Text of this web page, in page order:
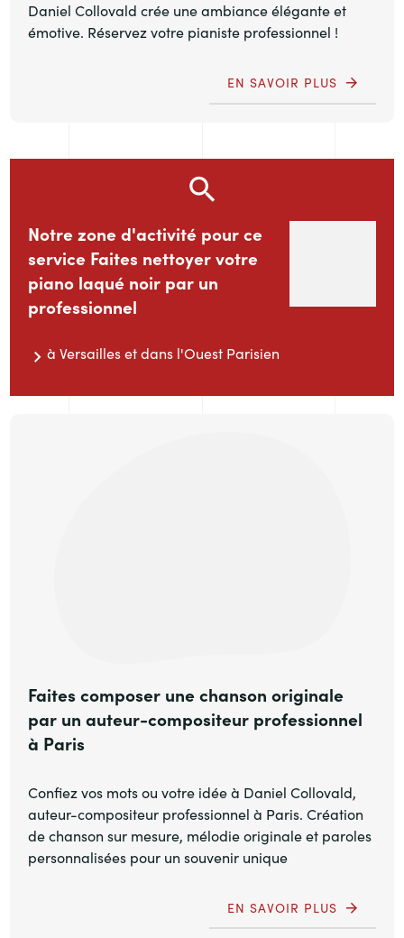
Daniel Collovald crée une ambiance élégante et
émotive. Réservez votre pianiste professionnel !
EN SAVOIR PLUS
Notre zone d'activité pour ce
service Faites nettoyer votre
piano laqué noir par un
professionnel
à Versailles et dans l'Ouest Parisien
Faites composer une chanson originale
par un auteur-compositeur professionnel
à Paris
Confiez vos mots ou votre idée à Daniel Collovald,
auteur-compositeur professionnel à Paris. Création
de chanson sur mesure, mélodie originale et paroles
personnalisées pour un souvenir unique
EN SAVOIR PLUS